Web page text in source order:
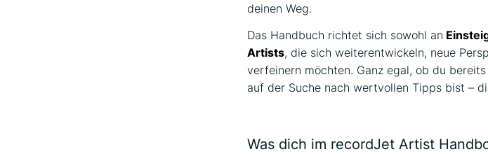
deinen Weg.
Das Handbuch richtet sich sowohl an
Artists, die sich weiterentwickeln, neue
verfeinern möchten. Ganz egal, ob du
auf der Suche nach wertvollen Tipps bist –
Was dich im recordJet Artist